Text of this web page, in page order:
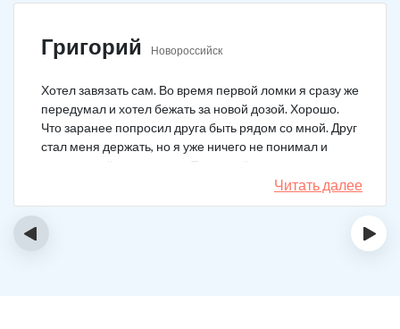
Григорий Новороссийск
Хотел завязать сам. Во время первой ломки я сразу же
передумал и хотел бежать за новой дозой. Хорошо.
Что заранее попросил друга быть рядом со мной. Друг
стал меня держать, но я уже ничего не понимал и
начал силой вырываться. Тогда мой товарищ просто
связан меня и позвонил в клинику. На дом приехал
нарколог, мне сделали какую-то капельницу, после
для прохождения курса реабилитации, так я и сделал.
Читать далее
‹ ›